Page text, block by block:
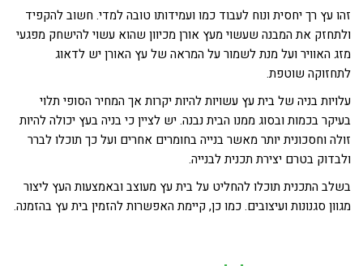
זהו עץ רך יחסית ונוח לעבוד כמו ועמידותו טובה למדי. חשוב להקפיד
ולתחזק את המבנה שעשוי מעץ אורן מכיוון שהוא עשוי להישחק מפגעי
מזג האוויר ועל מנת לשמור על המראה של עץ האורן יש לדאוג
לתחזוקה שוטפת.
עלויות בניה של בית עץ עשויות להיות יקרות אך המחיר הסופי תלוי
בעיקר בכמות ובסוג ממנו הבית נבנה. יש לציין כי בניה בעץ יכולה להיות
זולה וחסכונית יותר מאשר בנייה בחומרים אחרים ועל כך תוכלו לברר
ולבדוק בטרם יצירת תכנית לבנייה.
בשלב התכנית תוכלו להחליט על בית עץ מעוצב ובאמצעות העץ ליצור
מגוון סגנונות ועיצובים. כמו כן, קיימת האפשרות להזמין בית עץ בהזמנה.